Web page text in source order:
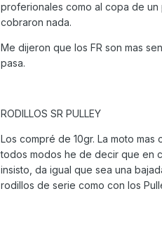
proferionales como al copa de un
cobraron nada.
Me dijeron que los FR son mas
pasa.
RODILLOS SR PULLEY
Los compré de 10gr. La moto mas
todos modos he de decir que en
insisto, da igual que sea una
rodillos de serie como con los